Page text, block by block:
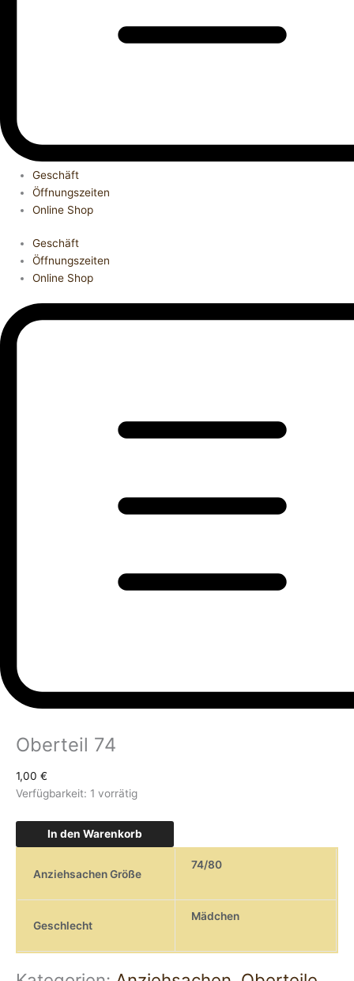
Geschäft
Öffnungszeiten
Online Shop
Geschäft
Öffnungszeiten
Online Shop
Oberteil 74
1,00 €
Verfügbarkeit: 1 vorrätig
In den Warenkorb
Anziehsachen Größe
74/80
Geschlecht
Mädchen